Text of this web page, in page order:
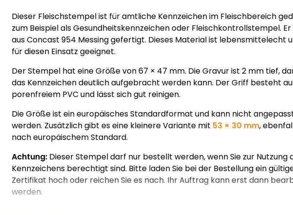
Dieser Fleischstempel ist für amtliche Kennzeichen im Fleischbereich
zum Beispiel als Gesundheitskennzeichen oder Fleischkontrollstempel.
aus Concast 954 Messing gefertigt. Dieses Material ist lebensmittelecht
für diesen Einsatz geeignet.
Der Stempel hat eine Größe von 67 × 47 mm. Die Gravur ist 2 mm tief,
das Kennzeichen deutlich aufgebracht werden kann. Der Griff besteht
porenfreiem PVC und lässt sich gut reinigen.
Die Größe ist ein europäisches Standardformat und kann nicht
werden. Zusätzlich gibt es eine kleinere Variante mit 53 × 30 mm,
nach europäischem Standard.
Achtung: Dieser Stempel darf nur bestellt werden, wenn Sie zur Nutzung
Kennzeichens berechtigt sind. Bitte laden Sie bei der Bestellung ein
Zertifikat hoch oder reichen Sie es nach. Ihr Auftrag kann erst dann
werden.